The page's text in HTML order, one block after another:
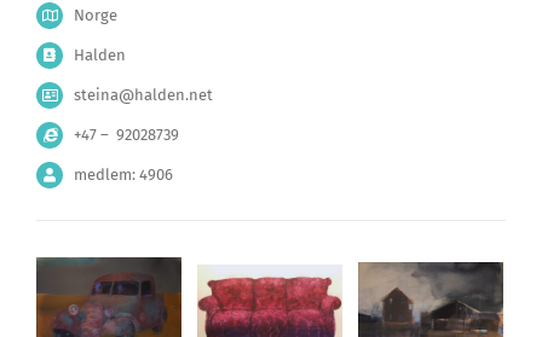
Norge
Halden
steina@halden.net
+47 – 92028739
medlem: 4906